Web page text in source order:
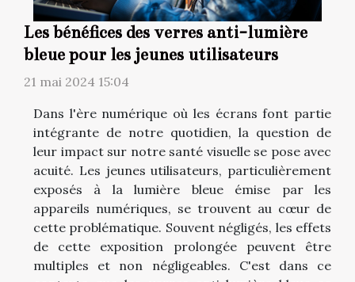
Les bénéfices des verres anti-lumière
bleue pour les jeunes utilisateurs
21 mai 2024 15:04
Dans l'ère numérique où les écrans font partie
intégrante de notre quotidien, la question de
leur impact sur notre santé visuelle se pose avec
acuité. Les jeunes utilisateurs, particulièrement
exposés à la lumière bleue émise par les
appareils numériques, se trouvent au cœur de
cette problématique. Souvent négligés, les effets
de cette exposition prolongée peuvent être
multiples et non négligeables. C'est dans ce